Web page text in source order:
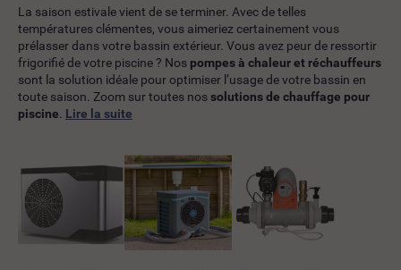
La saison estivale vient de se terminer. Avec de telles
températures clémentes, vous aimeriez certainement vous
prélasser dans votre bassin extérieur. Vous avez peur de ressortir
frigorifié de votre piscine ? Nos pompes à chaleur et réchauffeurs
sont la solution idéale pour optimiser l’usage de votre bassin en
toute saison. Zoom sur toutes nossolutions de chauffage pour
piscine. Lire la suite